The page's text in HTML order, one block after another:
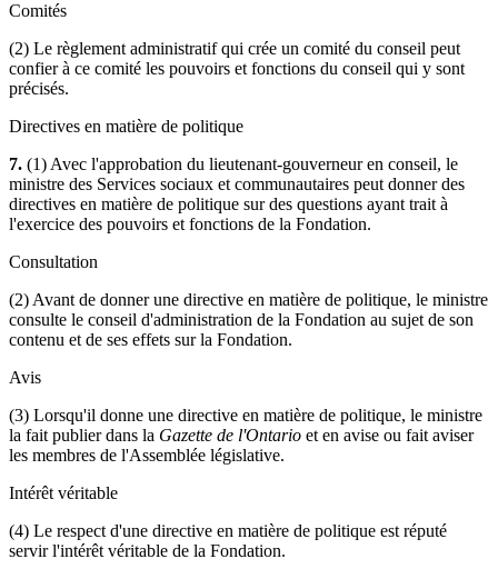
Comités
(2) Le règlement administratif qui crée un comité du conseil peut
confier à ce comité les pouvoirs et fonctions du conseil qui y sont
précisés.
Directives en matière de politique
7. (1) Avec l'approbation du lieutenant-gouverneur en conseil, le
ministre des Services sociaux et communautaires peut donner des
directives en matière de politique sur des questions ayant trait à
l'exercice des pouvoirs et fonctions de la Fondation.
Consultation
(2) Avant de donner une directive en matière de politique, le ministre
consulte le conseil d'administration de la Fondation au sujet de son
contenu et de ses effets sur la Fondation.
Avis
(3) Lorsqu'il donne une directive en matière de politique, le ministre
la fait publier dans la Gazette de l'Ontario et en avise ou fait aviser
les membres de l'Assemblée législative.
Intérêt véritable
(4) Le respect d'une directive en matière de politique est réputé
servir l'intérêt véritable de la Fondation.